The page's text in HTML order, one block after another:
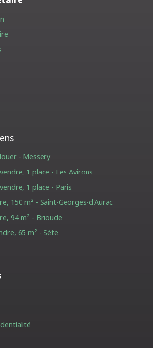
- Messery
1 place - Les Avirons
1 place - Paris
150 m² - Saint-Georges-d'Aurac
94 m² - Brioude
65 m² - Sète